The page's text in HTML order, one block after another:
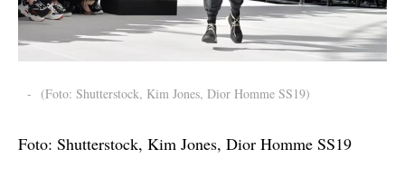
- (Foto: Shutterstock, Kim Jones, Dior Homme SS19)
Foto: Shutterstock, Kim Jones, Dior Homme SS19